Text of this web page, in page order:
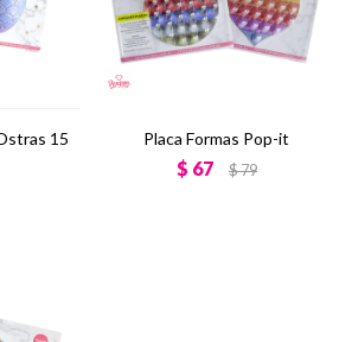
15
Placa Formas Pop-it
$ 67 $79